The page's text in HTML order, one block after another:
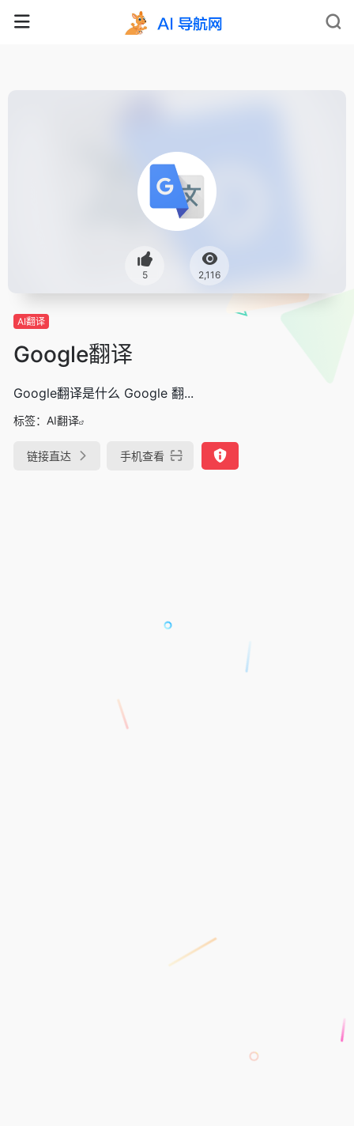
5 2,116
AI翻译
Google翻译
Google翻译是什么 Google 翻...
标签： AI翻译
链接直达 手机查看